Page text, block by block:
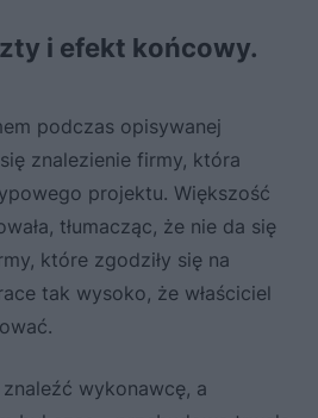
i efekt końcowy.
podczas opisywanej
znalezienie firmy, która
projektu. Większość
tłumacząc, że nie da się
które zgodziły się na
tak wysoko, że właściciel
wykonawcę, a